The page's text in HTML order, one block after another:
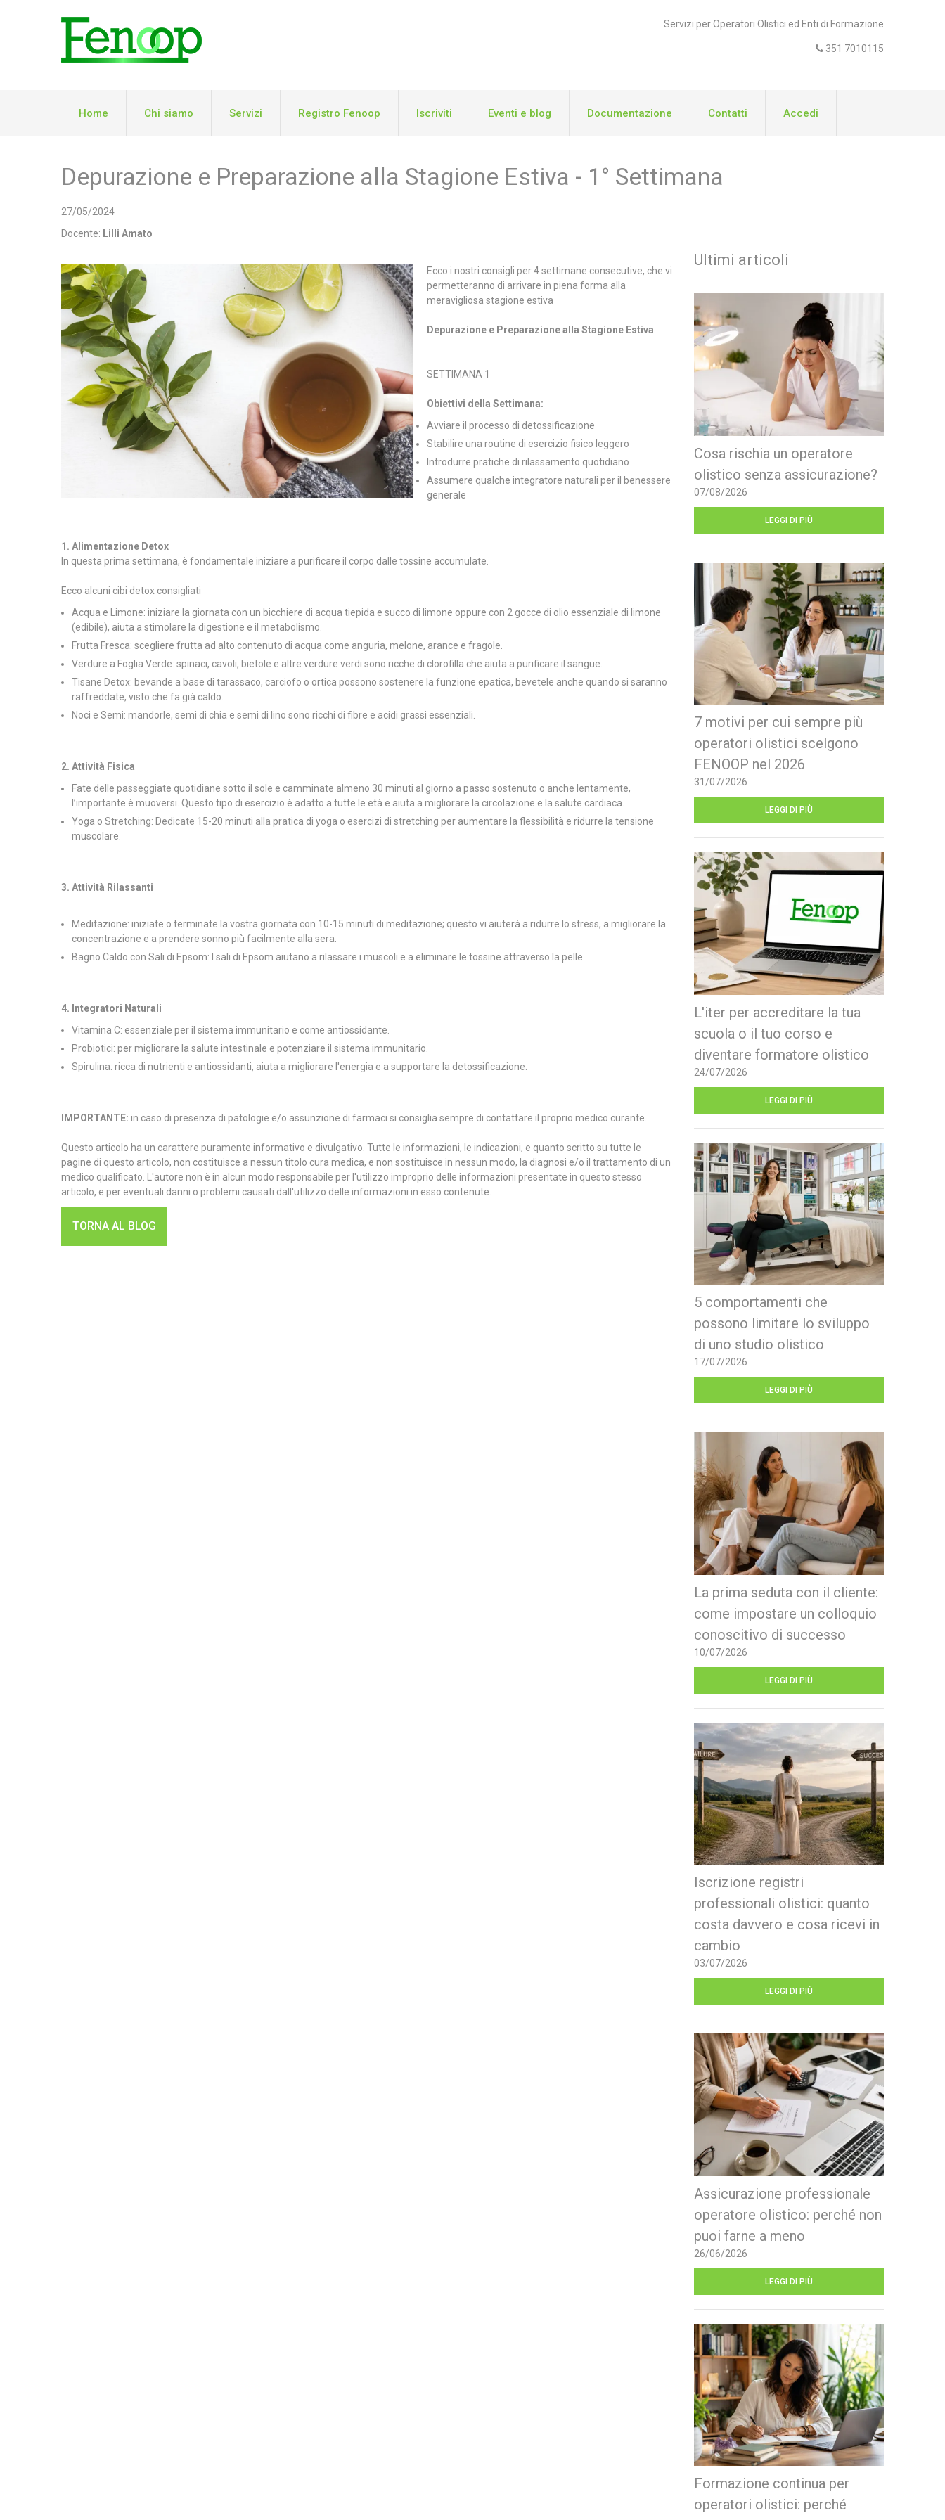
Servizi per Operatori Olistici ed Enti di Formazione
351 7010115
Home Chi siamo Servizi Registro Fenoop Iscriviti Eventi e blog Documentazione Contatti Accedi
Depurazione e Preparazione alla Stagione Estiva - 1° Settimana
27/05/2024
Docente: Lilli Amato
Ecco i nostri consigli per 4 settimane consecutive, che vi
permetteranno di arrivare in piena forma alla
meravigliosa stagione estiva
Depurazione e Preparazione alla Stagione Estiva
SETTIMANA 1
Obiettivi della Settimana:
Avviare il processo di detossificazione
Stabilire una routine di esercizio fisico leggero
Introdurre pratiche di rilassamento quotidiano
Assumere qualche integratore naturali per il benessere
generale
1. Alimentazione Detox
In questa prima settimana, è fondamentale iniziare a purificare il corpo dalle tossine accumulate.
Ecco alcuni cibi detox consigliati
Acqua e Limone: iniziare la giornata con un bicchiere di acqua tiepida e succo di limone oppure con 2 gocce di olio essenziale di limone
(edibile), aiuta a stimolare la digestione e il metabolismo.
Frutta Fresca: scegliere frutta ad alto contenuto di acqua come anguria, melone, arance e fragole.
Verdure a Foglia Verde: spinaci, cavoli, bietole e altre verdure verdi sono ricche di clorofilla che aiuta a purificare il sangue.
Tisane Detox: bevande a base di tarassaco, carciofo o ortica possono sostenere la funzione epatica, bevetele anche quando si saranno
raffreddate, visto che fa già caldo.
Noci e Semi: mandorle, semi di chia e semi di lino sono ricchi di fibre e acidi grassi essenziali.
2. Attività Fisica
Fate delle passeggiate quotidiane sotto il sole e camminate almeno 30 minuti al giorno a passo sostenuto o anche lentamente,
l’importante è muoversi. Questo tipo di esercizio è adatto a tutte le età e aiuta a migliorare la circolazione e la salute cardiaca.
Yoga o Stretching: Dedicate 15-20 minuti alla pratica di yoga o esercizi di stretching per aumentare la flessibilità e ridurre la tensione
muscolare.
3. Attività Rilassanti
Meditazione: iniziate o terminate la vostra giornata con 10-15 minuti di meditazione; questo vi aiuterà a ridurre lo stress, a migliorare la
concentrazione e a prendere sonno più facilmente alla sera.
Bagno Caldo con Sali di Epsom: I sali di Epsom aiutano a rilassare i muscoli e a eliminare le tossine attraverso la pelle.
4. Integratori Naturali
Vitamina C: essenziale per il sistema immunitario e come antiossidante.
Probiotici: per migliorare la salute intestinale e potenziare il sistema immunitario.
Spirulina: ricca di nutrienti e antiossidanti, aiuta a migliorare l'energia e a supportare la detossificazione.
IMPORTANTE: in caso di presenza di patologie e/o assunzione di farmaci si consiglia sempre di contattare il proprio medico curante.
Questo articolo ha un carattere puramente informativo e divulgativo. Tutte le informazioni, le indicazioni, e quanto scritto su tutte le
pagine di questo articolo, non costituisce a nessun titolo cura medica, e non sostituisce in nessun modo, la diagnosi e/o il trattamento di un
medico qualificato. L'autore non è in alcun modo responsabile per l'utilizzo improprio delle informazioni presentate in questo stesso
articolo, e per eventuali danni o problemi causati dall'utilizzo delle informazioni in esso contenute.
TORNA AL BLOG
Ultimi articoli
Cosa rischia un operatore
olistico senza assicurazione?
07/08/2026
LEGGI DI PIÙ
7 motivi per cui sempre più
operatori olistici scelgono
FENOOP nel 2026
31/07/2026
LEGGI DI PIÙ
L'iter per accreditare la tua
scuola o il tuo corso e
diventare formatore olistico
24/07/2026
LEGGI DI PIÙ
5 comportamenti che
possono limitare lo sviluppo
di uno studio olistico
17/07/2026
LEGGI DI PIÙ
La prima seduta con il cliente:
come impostare un colloquio
conoscitivo di successo
10/07/2026
LEGGI DI PIÙ
Iscrizione registri
professionali olistici: quanto
costa davvero e cosa ricevi in
cambio
03/07/2026
LEGGI DI PIÙ
Assicurazione professionale
operatore olistico: perché non
puoi farne a meno
26/06/2026
LEGGI DI PIÙ
Formazione continua per
operatori olistici: perché